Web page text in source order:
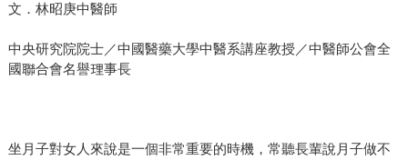
文．林昭庚中醫師
中央研究院院士／中國醫藥大學中醫系講座教授／中醫師公會全
國聯合會名譽理事長
坐月子對女人來說是一個非常重要的時機，常聽長輩說月子做不